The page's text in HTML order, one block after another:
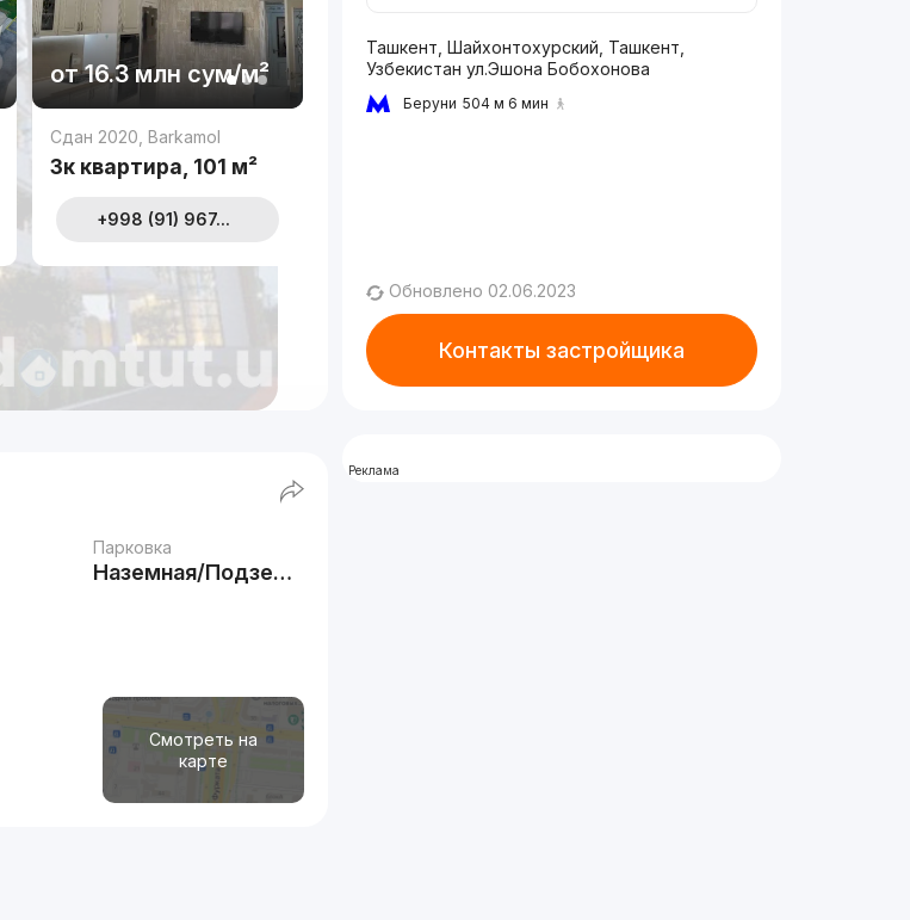
от16.3 млн сум/м²
Сдан 2020 Barkamol
3к квартира, 101 м²
+998 (91) 967...
Парковка
Наземная/Подземная
Смотреть на
карте
Ташкент, Шайхонтохурский, Ташкент,
Узбекистан ул.Эшона Бобохонова
Беруни 504 м 6 мин
Обновлено 02.06.2023
Контакты застройщика
Реклама